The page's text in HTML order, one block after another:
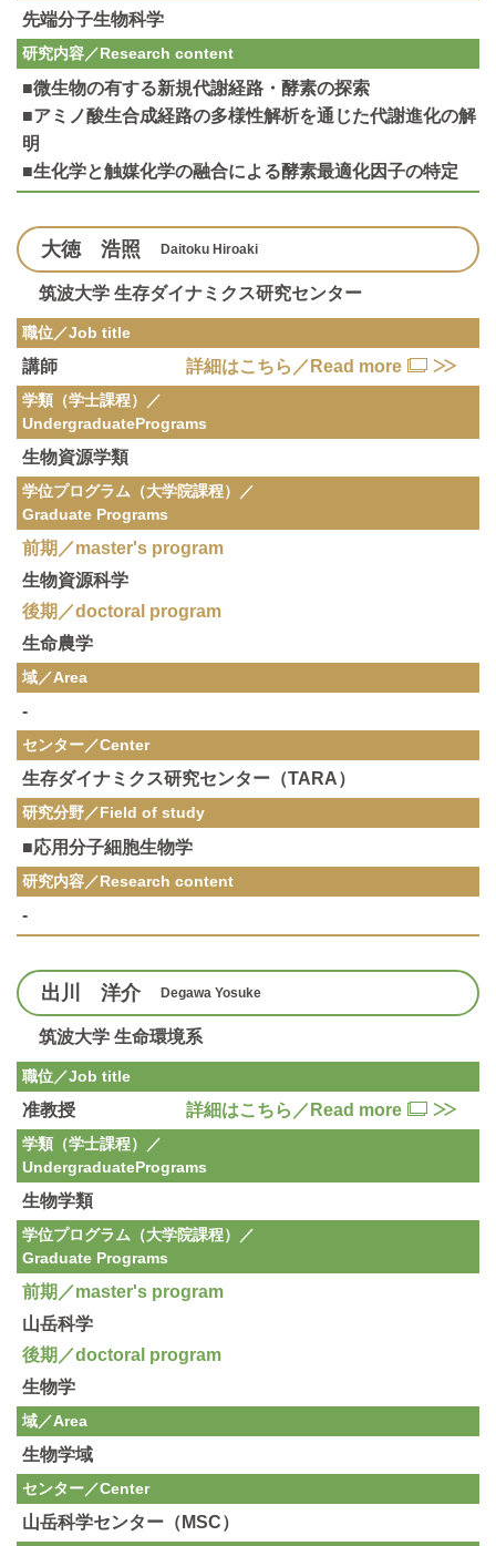
先端分子生物科学
研究内容／Research content
■微生物の有する新規代謝経路・酵素の探索
■アミノ酸生合成経路の多様性解析を通じた代謝進化の解
明
■生化学と触媒化学の融合による酵素最適化因子の特定
大徳 浩照 Daitoku Hiroaki
筑波大学 生存ダイナミクス研究センター
職位／Job title
講師 詳細はこちら／Read more
学類（学士課程）／
UndergraduatePrograms
生物資源学類
学位プログラム（大学院課程）／
Graduate Programs
前期／master's program
生物資源科学
後期／doctoral program
生命農学
域／Area
-
センター／Center
生存ダイナミクス研究センター（TARA）
研究分野／Field of study
■応用分子細胞生物学
研究内容／Research content
-
出川 洋介 Degawa Yosuke
筑波大学 生命環境系
職位／Job title
准教授 詳細はこちら／Read more
学類（学士課程）／
UndergraduatePrograms
生物学類
学位プログラム（大学院課程）／
Graduate Programs
前期／master's program
山岳科学
後期／doctoral program
生物学
域／Area
生物学域
センター／Center
山岳科学センター（MSC）